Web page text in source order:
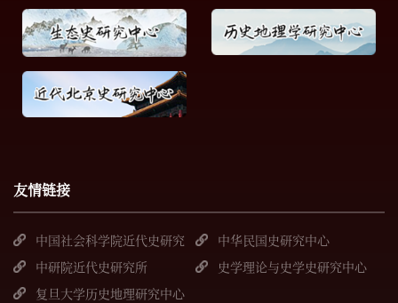
友情链接
中国社会科学院近代史研究
所
中华民国史研究中心
中研院近代史研究所
史学理论与史学史研究中心
复旦大学历史地理研究中心